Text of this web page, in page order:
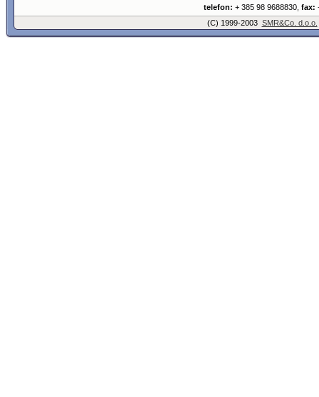
telefon: + 385 98 9688830, fax:
(C) 1999-2003 SMR&Co. d.o.o.